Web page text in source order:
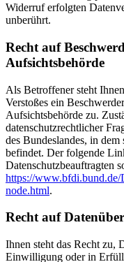
Widerruf erfolgten
unberührt.
Recht auf
Aufsichtsbehörde
Als Betroffener steht
Verstoßes ein
Aufsichtsbehörde zu.
datenschutzrechtlicher
des Bundeslandes, in
befindet. Der folgende
Datenschutzbeauftragten
https://
node.html.
Recht auf
Ihnen steht das Recht zu,
Einwilligung oder in